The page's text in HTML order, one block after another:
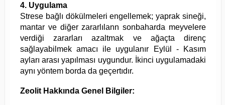
4. Uygulama
Strese bağlı dökülmeleri engellemek; yaprak sineği,
mantar ve diğer zararlılann sonbaharda meyvelere
verdiği zararları azaltmak ve ağaçta direnç
sağlayabilmek amacı ile uygulanır Eylül - Kasım
ayları arası yapılması uygundur. İkinci uygulamadaki
aynı yöntem borda da geçertıdır.
Zeolit Hakkında Genel Bilgiler: